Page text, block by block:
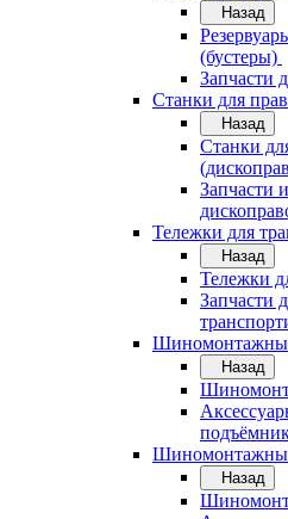
Назад
(бустеры)
Запчасти
Станки для
Назад
Станки
Запчасти
Тележки для
Назад
Тележки
Запчасти
Назад
Назад